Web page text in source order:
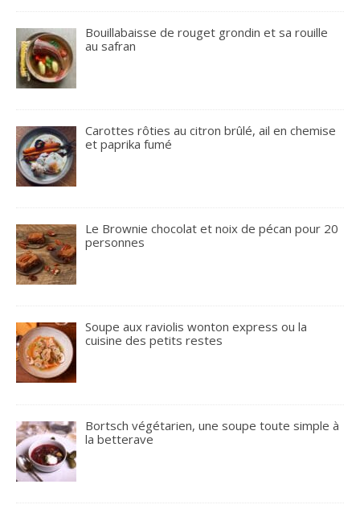
Bouillabaisse de rouget grondin et sa rouille
au safran
Carottes rôties au citron brûlé, ail en chemise
et paprika fumé
Le Brownie chocolat et noix de pécan pour 20
personnes
Soupe aux raviolis wonton express ou la
cuisine des petits restes
Bortsch végétarien, une soupe toute simple à
la betterave